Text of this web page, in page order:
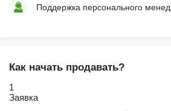
Поддержка персонального
Как начать продавать?
1
Заявка